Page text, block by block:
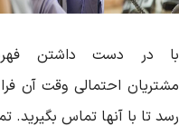
در دست داشتن
احتمالی وقت آن
تا با آنها تماس بگیرید.